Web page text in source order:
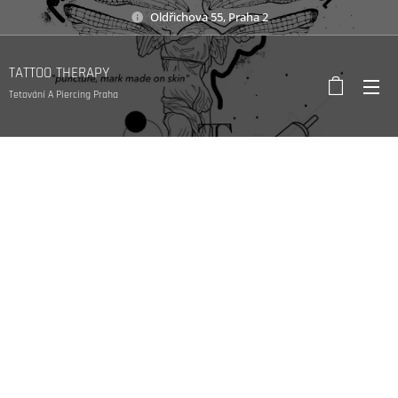
Oldřichova 55, Praha 2
TATTOO THERAPY
Tetování A Piercing Praha